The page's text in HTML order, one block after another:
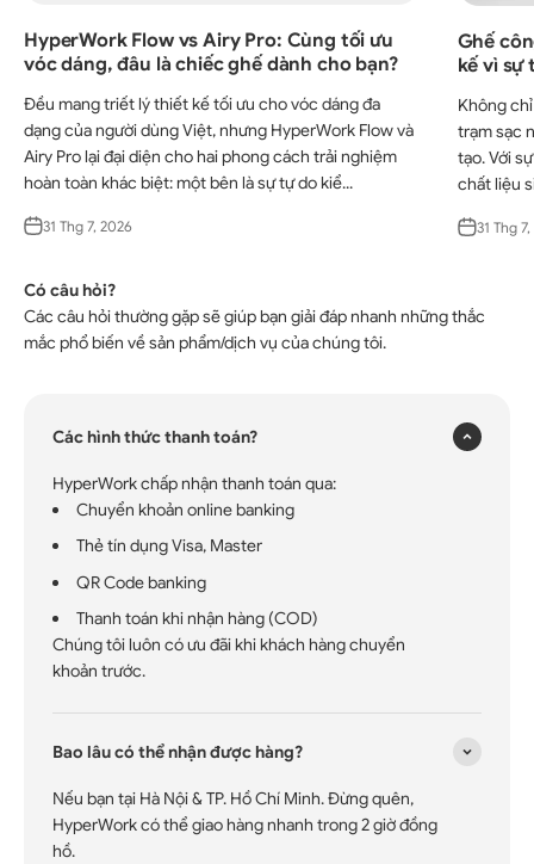
HyperWork Flow vs Airy Pro: Cùng tối ưu
vóc dáng, đâu là chiếc ghế dành cho bạn?
Đều mang triết lý thiết kế tối ưu cho vóc dáng đa
dạng của người dùng Việt, nhưng HyperWork Flow và
Airy Pro lại đại diện cho hai phong cách trải nghiệm
hoàn toàn khác biệt: một bên là sự tự do kiể...
31 Thg 7, 2026
Ghế
kế vì sự
Không
trạm sạc
tạo. Với
chất liệu
31 Thg
Có câu hỏi?
Các câu hỏi thường gặp sẽ giúp bạn giải đáp nhanh những thắc
mắc phổ biến về sản phẩm/dịch vụ của chúng tôi.
Các hình thức thanh toán?
HyperWork chấp nhận thanh toán qua:
Chuyển khoản online banking
Thẻ tín dụng Visa, Master
QR Code banking
Thanh toán khi nhận hàng (COD)
Chúng tôi luôn có ưu đãi khi khách hàng chuyển
khoản trước.
Bao lâu có thể nhận được hàng?
Nếu bạn tại Hà Nội & TP. Hồ Chí Minh. Đừng quên,
HyperWork có thể giao hàng nhanh trong 2 giờ đồng
hồ.